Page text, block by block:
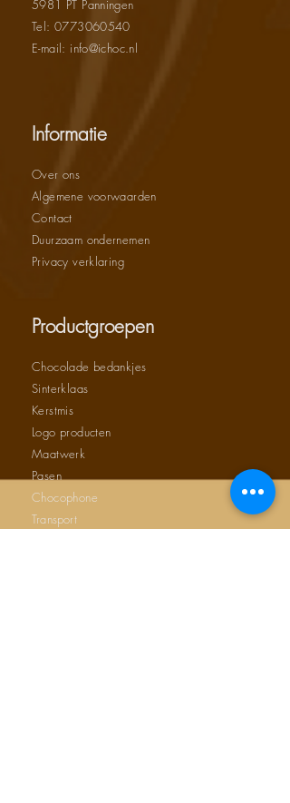
5981 PT Panningen
Tel: 0773060540
E-mail: info@ichoc.nl
Informatie
Over ons
Algemene voorwaarden
Contact
Duurzaam ondernemen
Privacy verklaring
Productgroepen
Chocolade bedankjes
Sinterklaas
Kerstmis
Logo producten
Maatwerk
Pasen
Chocophone
Transport